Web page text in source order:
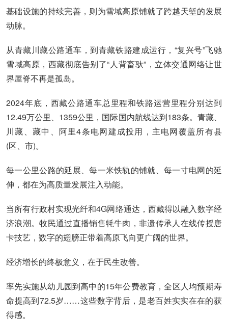
基础设施的持续完善，则为雪域高原铺就了跨越天堑的发展
动脉。
从青藏川藏公路通车，到青藏铁路建成运行，“复兴号”飞驰
雪域高原，西藏彻底告别了“人背畜驮”，立体交通网络让世
界屋脊不再是孤岛。
2024年底，西藏公路通车总里程和铁路运营里程分别达到
12.49万公里、1359公里，国际国内航线达到183条。青藏、
川藏、藏中、阿里4条电网建成投用，主电网覆盖所有县
(区、市)。
每一公里公路的延展、每一米铁轨的铺就、每一寸电网的延
伸，都在为高质量发展注入动能。
当所有行政村实现光纤和4G网络通达，西藏得以融入数字经
济浪潮。牧民通过直播销售牦牛肉，非遗传承人在线传授唐
卡技艺，数字的翅膀正带着高原飞向更广阔的世界。
经济增长的终极意义，在于民生改善。
率先实施从幼儿园到高中的15年公费教育，全区人均预期寿
命提高到72.5岁……这些数字背后，是老百姓实实在在的获
得感。